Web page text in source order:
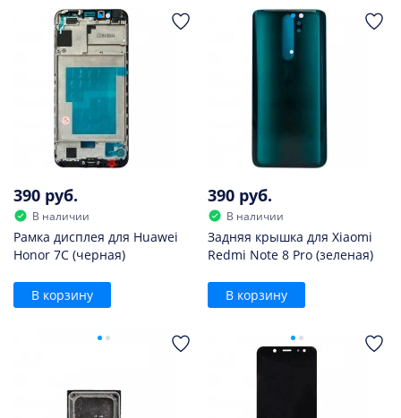
390 руб.
В наличии
Рамка дисплея для Huawei
Honor 7C (черная)
В корзину
390 руб.
В наличии
Задняя крышка для Xiaomi
Redmi Note 8 Pro (зеленая)
В корзину